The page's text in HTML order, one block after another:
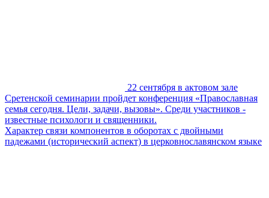
22 сентября в актовом зале
Сретенской семинарии пройдет конференция «Православная
семья сегодня. Цели, задачи, вызовы». Среди участников -
известные психологи и священники.
Характер связи компонентов в оборотах с двойными
падежами (исторический аспект) в церковнославянском языке